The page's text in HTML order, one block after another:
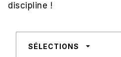
discipline !
SÉLECTIONS arrow_drop_down